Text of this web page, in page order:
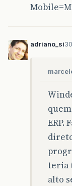
adriano_si
ERP.
teria
alto